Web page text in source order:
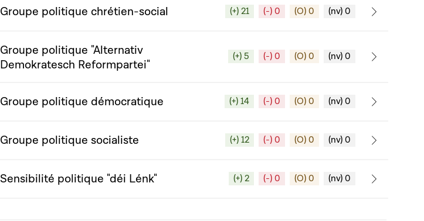
Groupe politique chrétien-social (+) 21 (-) 0 (O) 0 (nv) 0
Groupe politique "Alternativ
Demokratesch Reformpartei"
(+) 5 (-) 0 (O) 0 (nv) 0
Groupe politique démocratique (+) 14 (-) 0 (O) 0 (nv) 0
Groupe politique socialiste (+) 12 (-) 0 (O) 0 (nv) 0
Sensibilité politique "déi Lénk" (+) 2 (-) 0 (O) 0 (nv) 0